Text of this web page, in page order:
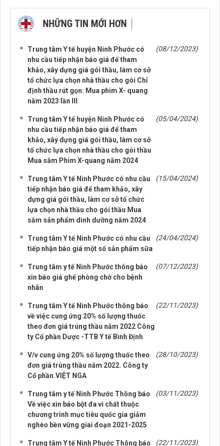
NHỮNG TIN MỚI HƠN
Trung tâm Y tế huyện Ninh Phước có
nhu cầu tiếp nhận báo giá để tham
khảo, xây dựng giá gói thầu, làm cơ sở
tổ chức lựa chọn nhà thầu cho gói Chỉ
định thầu rút gọn: Mua phim X- quang
năm 2023 lần III
(08/12/2023)
Trung tâm Y tế huyện Ninh Phước có
nhu cầu tiếp nhận báo giá để tham
khảo, xây dựng giá gói thầu, làm cơ sở
tổ chức lựa chọn nhà thầu cho gói thầu
Mua sắm Phim X-quang năm 2024
(05/04/2024)
Trung tâm Y tế Ninh Phước có nhu cầu
tiếp nhận báo giá để tham khảo, xây
dựng giá gói thầu, làm cơ sở tổ chức
lựa chọn nhà thầu cho gói thầu Mua
sắm sản phẩm dinh dưỡng năm 2024
(15/04/2024)
Trung tâm Y tế Ninh Phước có nhu cầu
tiếp nhận báo giá một số sản phẩm sữa
(24/04/2024)
Trung tâm y tế Ninh Phước thông báo
xin báo giá ghế phòng chờ cho bệnh
nhân
(07/12/2023)
Trung tâm Y tế Ninh Phước thông báo
về việc cung ứng 20% số lượng thuốc
theo đơn giá trúng thầu năm 2022 Công
ty Cổ phần Dược -TTB Y tế Bình Định
(22/11/2023)
V/v cung ứng 20% số lượng thuốc theo
đơn giá trúng thầu năm 2022. Công ty
Cổ phần.VIỆT NGA
(28/10/2023)
Trung tâm y tế Ninh Phước Thông báo
Về việc xin báo bột đa vi chất thuộc
chương trình mục tiêu quốc gia giảm
nghèo bền vững giai đoạn 2021-2025
(03/11/2023)
Trung tâm Y tế Ninh Phước Thông báo (22/11/2023)